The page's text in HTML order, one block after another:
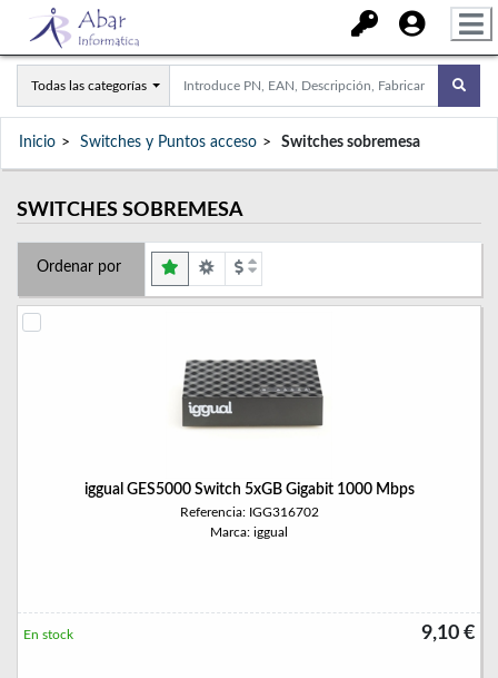
Todas las categorías
Inicio Switches y Puntos acceso Switches sobremesa
SWITCHES SOBREMESA
Ordenar por
iggual GES5000 Switch 5xGB Gigabit 1000 Mbps
Referencia: IGG316702
Marca: iggual
9,10 €
En stock